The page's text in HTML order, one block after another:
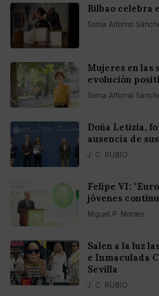
Bilbao celebra
Sonia Alfonso
Mujeres en las
evolución
Sonia Alfonso
Doña Letizia,
ausencia de
J. C. RUBIO
Felipe VI:
jóvenes
Miguel P. Montes
Salen a la luz
e Inmaculada
Sevilla
J. C. RUBIO